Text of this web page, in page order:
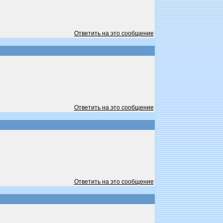
Ответить на это сообщение
Ответить на это сообщение
Ответить на это сообщение